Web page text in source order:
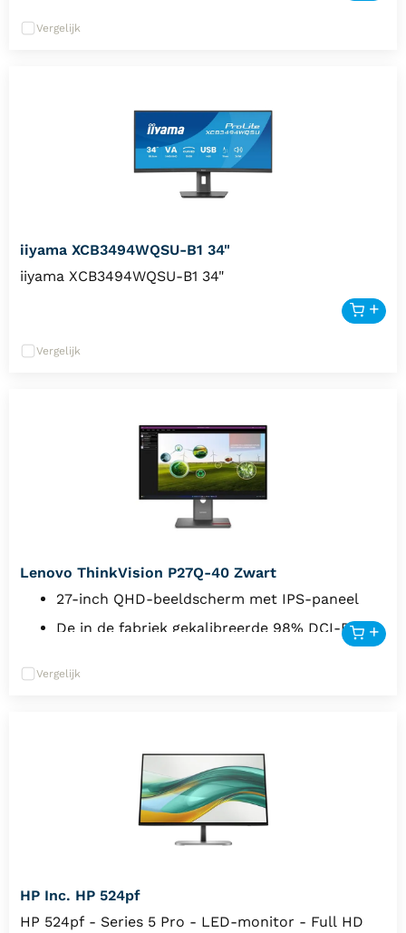
Vergelijk
iiyama XCB3494WQSU-B1 34"
iiyama XCB3494WQSU-B1 34"
Vergelijk
Lenovo ThinkVision P27Q-40 Zwart
27-inch QHD-beeldscherm met IPS-paneel
De in de fabriek gekalibreerde 98% DCI-P3-
Variabele vernieuwingsfrequentie van 24-120
koppeling van meerdere beeldschermen
Software-oplossing met LDFM en Lenovo
ThinkColour
Ergonomische standaard met LTPS
Vergelijk
HP Inc. HP 524pf
HP 524pf - Series 5 Pro - LED-monitor - Full HD